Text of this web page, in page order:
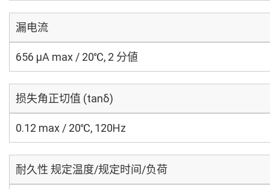
漏电流
656 μA max / 20℃, 2 分値
损失角正切值 (tanδ)
0.12 max / 20℃, 120Hz
耐久性 规定温度/规定时间/负荷